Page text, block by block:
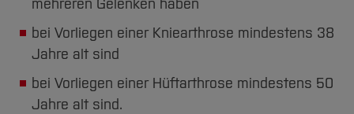
mehreren Gelenken haben
bei Vorliegen einer Kniearthrose mindestens 38
Jahre alt sind
bei Vorliegen einer Hüftarthrose mindestens 50
Jahre alt sind.